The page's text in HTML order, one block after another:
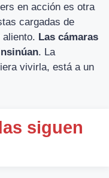
en acción es otra
cargadas de
aliento. Las cámaras
. La
vivirla, está a un
siguen